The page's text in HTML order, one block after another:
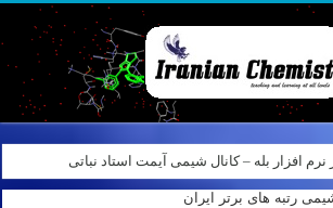
نرم افزار بله – کانال شیمی آیمت استاد نباتی
رتبه های برتر ایران